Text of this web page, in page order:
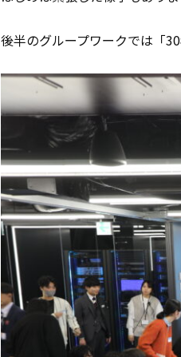
後半のグループワークでは「